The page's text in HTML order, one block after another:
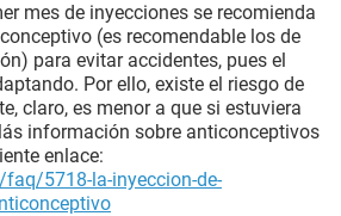
mes de inyecciones se recomienda
(es recomendable los de
para evitar accidentes, pues el
Por ello, existe el riesgo de
claro, es menor a que si estuviera
información sobre anticonceptivos
enlace:
5718-la-inyeccion-de-